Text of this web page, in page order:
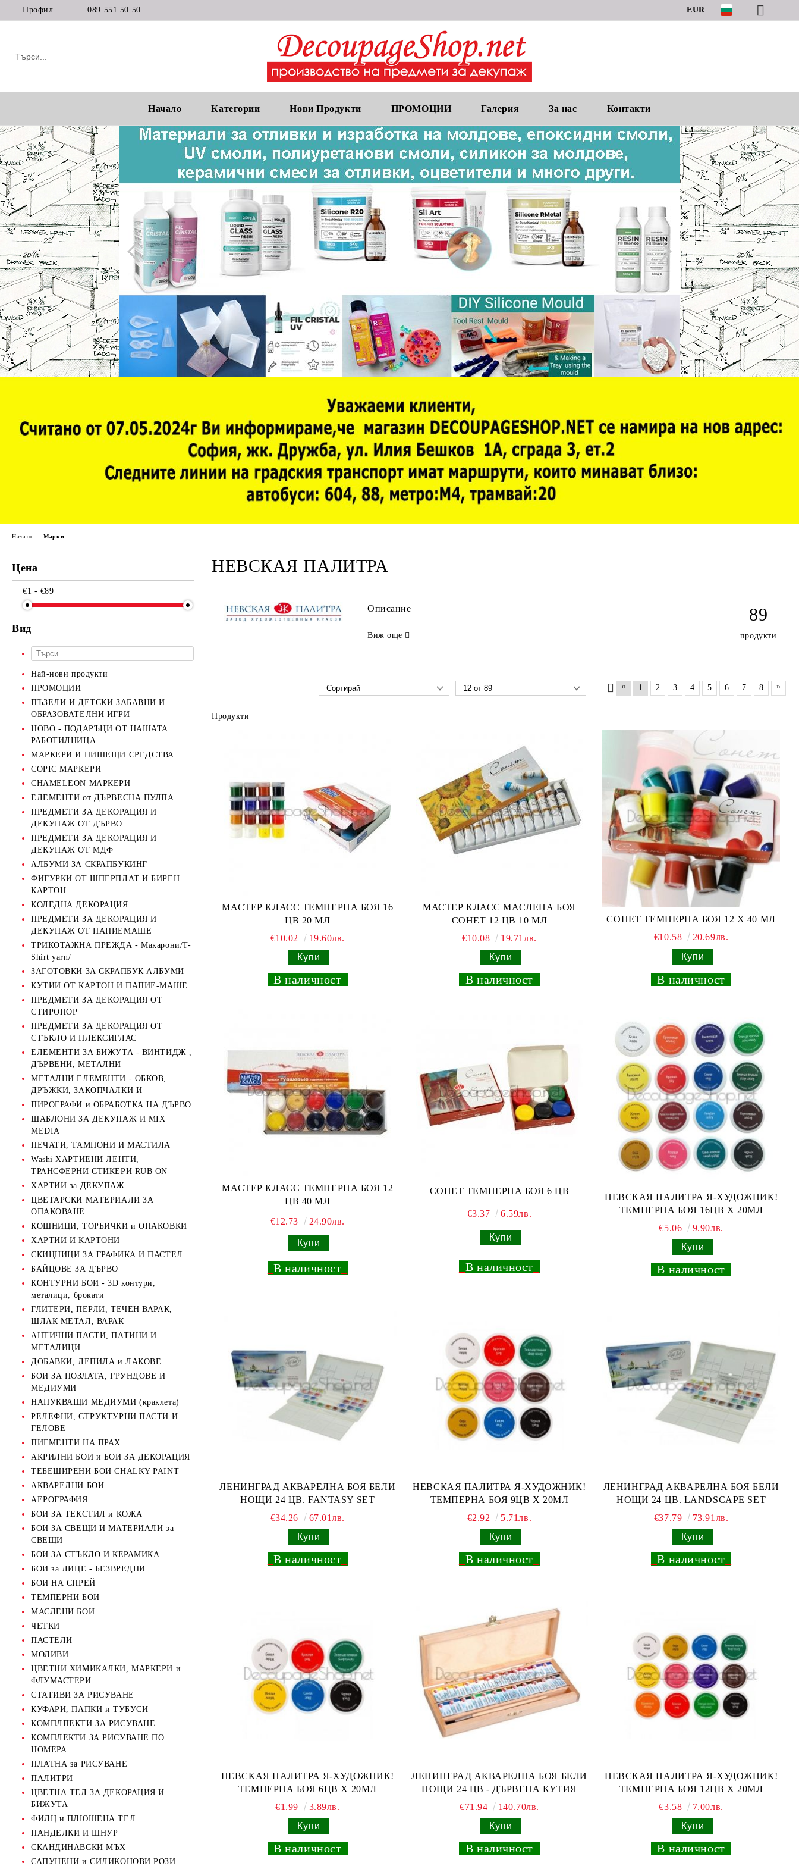
Профил 089 551 50 50 EUR
Начало Категории Нови Продукти ПРОМОЦИИ Галерия За нас Контакти
Цена
€1 - €89
Вид
Най-нови продукти
ПРОМОЦИИ
ПЪЗЕЛИ И ДЕТСКИ ЗАБАВНИ И
ОБРАЗОВАТЕЛНИ ИГРИ
НОВО - ПОДАРЪЦИ ОТ НАШАТА
РАБОТИЛНИЦА
МАРКЕРИ И ПИШЕЩИ СРЕДСТВА
COPIC МАРКЕРИ
CHAMELEON МАРКЕРИ
ЕЛЕМЕНТИ от ДЪРВЕСНА ПУЛПА
ПРЕДМЕТИ ЗА ДЕКОРАЦИЯ И
ДЕКУПАЖ ОТ ДЪРВО
ПРЕДМЕТИ ЗА ДЕКОРАЦИЯ И
ДЕКУПАЖ ОТ МДФ
АЛБУМИ ЗА СКРАПБУКИНГ
ФИГУРКИ ОТ ШПЕРПЛАТ И БИРЕН
КАРТОН
КОЛЕДНА ДЕКОРАЦИЯ
ПРЕДМЕТИ ЗА ДЕКОРАЦИЯ И
ДЕКУПАЖ ОТ ПАПИЕМАШЕ
ТРИКОТАЖНА ПРЕЖДА - Макарони/T-
Shirt yarn/
ЗАГОТОВКИ ЗА СКРАПБУК АЛБУМИ
КУТИИ ОТ КАРТОН И ПАПИЕ-МАШЕ
ПРЕДМЕТИ ЗА ДЕКОРАЦИЯ ОТ
СТИРОПОР
ПРЕДМЕТИ ЗА ДЕКОРАЦИЯ ОТ
СТЪКЛО И ПЛЕКСИГЛАС
ЕЛЕМЕНТИ ЗА БИЖУТА - ВИНТИДЖ ,
ДЪРВЕНИ, МЕТАЛНИ
МЕТАЛНИ ЕЛЕМЕНТИ - ОБКОВ,
ДРЪЖКИ, ЗАКОПЧАЛКИ И
ПИРОГРАФИ и ОБРАБОТКА НА ДЪРВО
ШАБЛОНИ ЗА ДЕКУПАЖ И MIX
MEDIA
ПЕЧАТИ, ТАМПОНИ И МАСТИЛА
Washi ХАРТИЕНИ ЛЕНТИ,
ТРАНСФЕРНИ СТИКЕРИ RUB ON
ХАРТИИ за ДЕКУПАЖ
ЦВЕТАРСКИ МАТЕРИАЛИ ЗА
ОПАКОВАНЕ
КОШНИЦИ, ТОРБИЧКИ и ОПАКОВКИ
ХАРТИИ И КАРТОНИ
СКИЦНИЦИ ЗА ГРАФИКА И ПАСТЕЛ
БАЙЦОВЕ ЗА ДЪРВО
КОНТУРНИ БОИ - 3D контури,
металици, брокати
ГЛИТЕРИ, ПЕРЛИ, ТЕЧЕН ВАРАК,
ШЛАК МЕТАЛ, ВАРАК
АНТИЧНИ ПАСТИ, ПАТИНИ И
МЕТАЛИЦИ
ДОБАВКИ, ЛЕПИЛА и ЛАКОВЕ
БОИ ЗА ПОЗЛАТА, ГРУНДОВЕ И
МЕДИУМИ
НАПУКВАЩИ МЕДИУМИ (краклета)
РЕЛЕФНИ, СТРУКТУРНИ ПАСТИ И
ГЕЛОВЕ
ПИГМЕНТИ НА ПРАХ
АКРИЛНИ БОИ и БОИ ЗА ДЕКОРАЦИЯ
ТЕБЕШИРЕНИ БОИ CHALKY PAINT
АКВАРЕЛНИ БОИ
АЕРОГРАФИЯ
БОИ ЗА ТЕКСТИЛ и КОЖА
БОИ ЗА СВЕЩИ И МАТЕРИАЛИ за
СВЕЩИ
БОИ ЗА СТЪКЛО И КЕРАМИКА
БОИ за ЛИЦЕ - БЕЗВРЕДНИ
БОИ НА СПРЕЙ
ТЕМПЕРНИ БОИ
МАСЛЕНИ БОИ
ЧЕТКИ
ПАСТЕЛИ
МОЛИВИ
ЦВЕТНИ ХИМИКАЛКИ, МАРКЕРИ и
ФЛУМАСТЕРИ
СТАТИВИ ЗА РИСУВАНЕ
КУФАРИ, ПАПКИ и ТУБУСИ
КОМПЛПЕКТИ ЗА РИСУВАНЕ
КОМПЛЕКТИ ЗА РИСУВАНЕ ПО
НОМЕРА
ПЛАТНА за РИСУВАНЕ
ПАЛИТРИ
ЦВЕТНА ТЕЛ ЗА ДЕКОРАЦИЯ И
БИЖУТА
ФИЛЦ и ПЛЮШЕНА ТЕЛ
ПАНДЕЛКИ И ШНУР
СКАНДИНАВСКИ МЪХ
САПУНЕНИ и СИЛИКОНОВИ РОЗИ
Начало Марки
НЕВСКАЯ ПАЛИТРА
Описание
Виж още
89
продукти
« 1 2 3 4 5 6 7 8 »
Продукти
МАСТЕР КЛАСС ТЕМПЕРНА БОЯ 16
ЦВ 20 МЛ
€10.02
19.60лв.
_В наличност
МАСТЕР КЛАСС МАСЛЕНА БОЯ
СОНЕТ 12 ЦВ 10 МЛ
€10.08
19.71лв.
В наличност
СОНЕТ ТЕМПЕРНА БОЯ 12 X 40 МЛ
€10.58
20.69лв.
_В наличност
МАСТЕР КЛАСС ТЕМПЕРНА БОЯ 12
ЦВ 40 МЛ
€12.73
24.90лв.
_В наличност
СОНЕТ ТЕМПЕРНА БОЯ 6 ЦВ
€3.37 6.59лв.
В наличност
НЕВСКАЯ ПАЛИТРА Я-ХУДОЖНИК!
ТЕМПЕРНА БОЯ 16ЦВ Х 20МЛ
€5.06
9.90лв.
_В наличност
ЛЕНИНГРАД АКВАРЕЛНА БОЯ БЕЛИ
НОЩИ 24 ЦВ. FANTASY SET
€34.26
67.01лв.
_В наличност
НЕВСКАЯ ПАЛИТРА Я-ХУДОЖНИК!
ТЕМПЕРНА БОЯ 9ЦВ Х 20МЛ
€2.92
5.71лв.
В наличност
ЛЕНИНГРАД АКВАРЕЛНА БОЯ БЕЛИ
НОЩИ 24 ЦВ. LANDSCAPE SET
€37.79
73.91лв.
_В наличност
НЕВСКАЯ ПАЛИТРА Я-ХУДОЖНИК!
ТЕМПЕРНА БОЯ 6ЦВ Х 20МЛ
€1.99
3.89лв.
_В наличност
ЛЕНИНГРАД АКВАРЕЛНА БОЯ БЕЛИ
НОЩИ 24 ЦВ - ДЪРВЕНА КУТИЯ
€71.94
140.70лв.
В наличност
НЕВСКАЯ ПАЛИТРА Я-ХУДОЖНИК!
ТЕМПЕРНА БОЯ 12ЦВ Х 20МЛ
€3.58
7.00лв.
_В наличност